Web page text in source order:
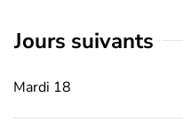
jours suivants
Mardi 18